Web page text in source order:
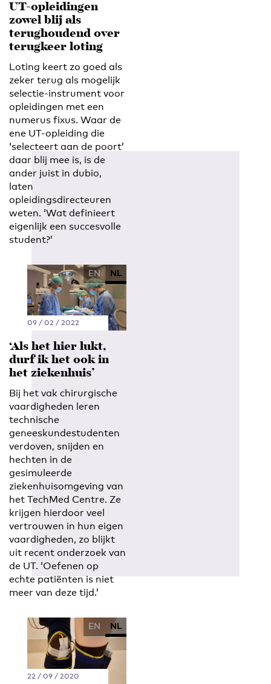
UT-opleidingen
zowel blij als
terughoudend over
terugkeer loting
Loting keert zo goed als
zeker terug als mogelijk
selectie-instrument voor
opleidingen met een
numerus fixus. Waar de
ene UT-opleiding die
‘selecteert aan de poort’
daar blij mee is, is de
ander juist in dubio,
laten
opleidingsdirecteuren
weten. ‘Wat definieert
eigenlijk een succesvolle
student?’
EN NL
09 / 02 / 2022
‘Als het hier lukt,
durf ik het ook in
het ziekenhuis’
Bij het vak chirurgische
vaardigheden leren
technische
geneeskundestudenten
verdoven, snijden en
hechten in de
gesimuleerde
ziekenhuisomgeving van
het TechMed Centre. Ze
krijgen hierdoor veel
vertrouwen in hun eigen
vaardigheden, zo blijkt
uit recent onderzoek van
de UT. ‘Oefenen op
echte patiënten is niet
meer van deze tijd.’
EN NL
22 / 09 / 2020